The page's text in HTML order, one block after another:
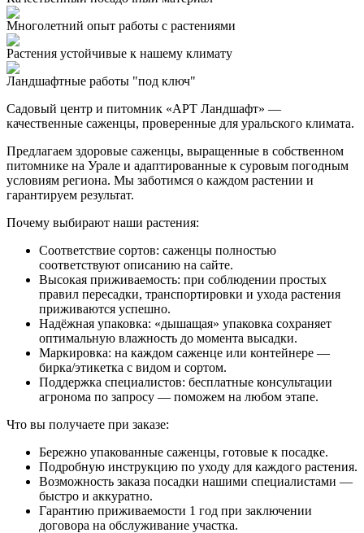
Многолетний опыт работы с растениями
Растения устойчивые к нашему климату
Ландшафтные работы "под ключ"
Садовый центр и питомник «АРТ Ландшафт» —
качественные саженцы, проверенные для уральского климата.
Предлагаем здоровые саженцы, выращенные в собственном
питомнике на Урале и адаптированные к суровым погодным
условиям региона. Мы заботимся о каждом растении и
гарантируем результат.
Почему выбирают наши растения:
Соответствие сортов: саженцы полностью
соответствуют описанию на сайте.
Высокая приживаемость: при соблюдении простых
правил пересадки, транспортировки и ухода растения
приживаются успешно.
Надёжная упаковка: «дышащая» упаковка сохраняет
оптимальную влажность до момента высадки.
Маркировка: на каждом саженце или контейнере —
бирка/этикетка с видом и сортом.
Поддержка специалистов: бесплатные консультации
агронома по запросу — поможем на любом этапе.
Что вы получаете при заказе:
Бережно упакованные саженцы, готовые к посадке.
Подробную инструкцию по уходу для каждого растения.
Возможность заказа посадки нашими специалистами —
быстро и аккуратно.
Гарантию приживаемости 1 год при заключении
договора на обслуживание участка.